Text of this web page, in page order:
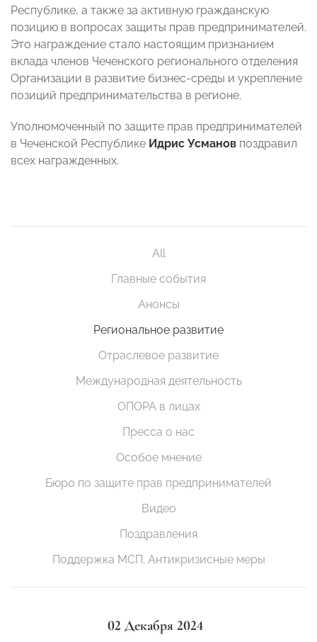
Республике, а также за активную гражданскую
позицию в вопросах защиты прав предпринимателей.
Это награждение стало настоящим признанием
вклада членов Чеченского регионального отделения
Организации в развитие бизнес-среды и укрепление
позиций предпринимательства в регионе.
Уполномоченный по защите прав предпринимателей
в Чеченской Республике Идрис Усманов поздравил
всех награжденных.
All
Главные события
Анонсы
Региональное развитие
Отраслевое развитие
Международная деятельность
ОПОРА в лицах
Пресса о нас
Особое мнение
Бюро по защите прав предпринимателей
Видео
Поздравления
Поддержка МСП. Антикризисные меры
02 Декабря 2024